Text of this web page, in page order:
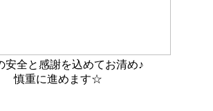
安全と感謝を込めてお清め♪
慎重に進めます☆